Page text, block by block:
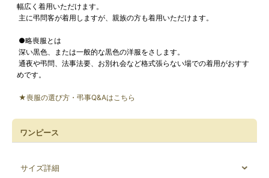
幅広く着用いただけます。
主に弔問客が着用しますが、親族の方も着用いただけます。
●略喪服とは
深い黒色、または一般的な黒色の洋服をさします。
通夜や弔問、法事法要、お別れ会など格式張らない場での着用がおすす
めです。
★喪服の選び方・弔事Q&Aはこちら
ワンピース
サイズ詳細